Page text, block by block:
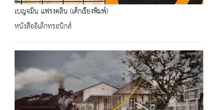
เบญจมิน แฟรงคลิน (เด็กเรียงพิมพ์)
หนังสืออิเล็กทรอนิกส์